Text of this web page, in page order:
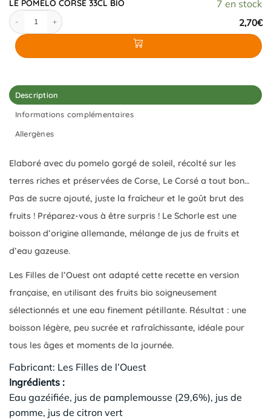
7 en stock
LE POMELO CORSE 33CL BIO
2,70€
quantité de LE POMELO CORSE 33CL BIO
Description
Informations complémentaires
Allergènes
Elaboré avec du pomelo gorgé de soleil, récolté sur les
terres riches et préservées de Corse, Le Corsé a tout bon…
Pas de sucre ajouté, juste la fraîcheur et le goût brut des
fruits ! Préparez-vous à être surpris ! Le Schorle est une
boisson d’origine allemande, mélange de jus de fruits et
d’eau gazeuse.
Les Filles de l’Ouest ont adapté cette recette en version
française, en utilisant des fruits bio soigneusement
sélectionnés et une eau finement pétillante. Résultat : une
boisson légère, peu sucrée et rafraîchissante, idéale pour
tous les âges et moments de la journée.
Fabricant: Les Filles de l’Ouest
Ingrédients :
Eau gazéifiée, jus de pamplemousse (29,6%), jus de
pomme, jus de citron vert